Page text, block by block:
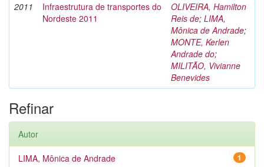
2011
Infraestrutura de transportes do
Nordeste 2011
OLIVEIRA, Hamilton
Reis de; LIMA,
Mônica de Andrade;
MONTE, Kerlen
Andrade do;
MILITÃO, Vivianne
Benevides
Refinar
Autor
1
LIMA, Mônica de Andrade